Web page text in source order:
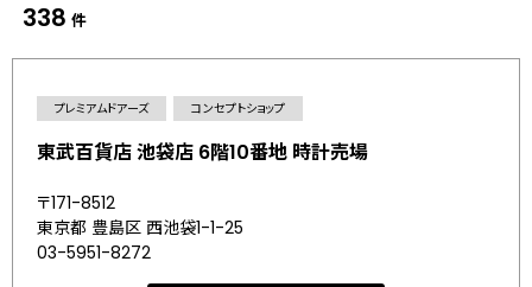
338 件
プレミアムドアーズ コンセプトショップ
東武百貨店 池袋店 6階10番地 時計売場
〒171-8512
東京都 豊島区 西池袋1-1-25
03-5951-8272